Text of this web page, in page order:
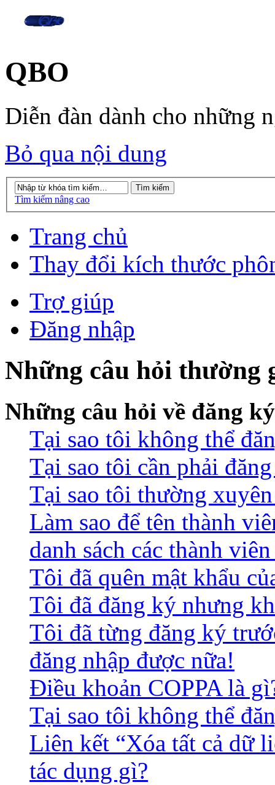
QBO
Diễn đàn dành cho những
Bỏ qua nội dung
Tìm kiếm nâng cao
Trang chủ
Thay đổi kích thước
Trợ giúp
Đăng nhập
Những câu hỏi thường
Những câu hỏi về đăng
Tại sao tôi không thể
Tại sao tôi cần phải
Tại sao tôi thường
Làm sao để tên thành
danh sách các thành
Tôi đã quên mật khẩu
Tôi đã đăng ký nhưng
Tôi đã từng đăng ký
đăng nhập được nữa!
Điều khoản COPPA là
Tại sao tôi không thể
Liên kết “Xóa tất cả dữ
tác dụng gì?